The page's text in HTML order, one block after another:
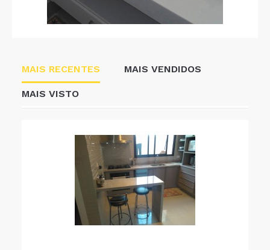
MAIS RECENTES MAIS VENDIDOS
MAIS VISTO